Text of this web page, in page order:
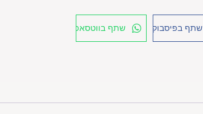
שתף בפיסבוק שתף בווטסאפ